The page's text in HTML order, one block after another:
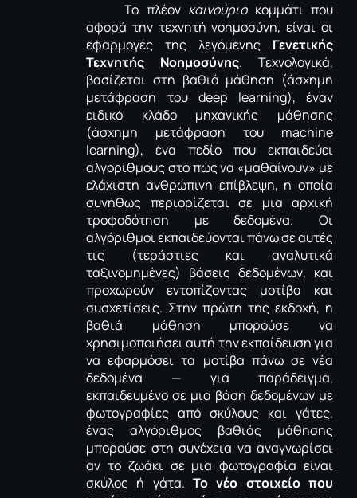
Το πλέον καινούριο κομμάτι που
αφορά την τεχνητή νοημοσύνη, είναι οι
εφαρμογές της λεγόμενης Γενετικής
Τεχνητής Νοημοσύνης. Τεχνολογικά,
βασίζεται στη βαθιά μάθηση (άσχημη
μετάφραση του deep learning), έναν
ειδικό κλάδο μηχανικής μάθησης
(άσχημη μετάφραση του machine
learning), ένα πεδίο που εκπαιδεύει
αλγορίθμους στο πώς να «μαθαίνουν» με
ελάχιστη ανθρώπινη επίβλεψη, η οποία
συνήθως περιορίζεται σε μια αρχική
τροφοδότηση με δεδομένα. Οι
αλγόριθμοι εκπαιδεύονται πάνω σε αυτές
τις (τεράστιες και αναλυτικά
ταξινομημένες) βάσεις δεδομένων, και
προχωρούν εντοπίζοντας μοτίβα και
συσχετίσεις. Στην πρώτη της εκδοχή, η
βαθιά μάθηση μπορούσε να
χρησιμοποιήσει αυτή την εκπαίδευση για
να εφαρμόσει τα μοτίβα πάνω σε νέα
δεδομένα — για παράδειγμα,
εκπαιδευμένο σε μια βάση δεδομένων με
φωτογραφίες από σκύλους και γάτες,
ένας αλγόριθμος βαθιάς μάθησης
μπορούσε στη συνέχεια να αναγνωρίσει
αν το ζωάκι σε μια φωτογραφία είναι
σκύλος ή γάτα. Το νέο στοιχείο που